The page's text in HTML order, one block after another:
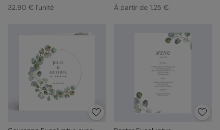
32,90 € l'unité
À partir de 1,25 €